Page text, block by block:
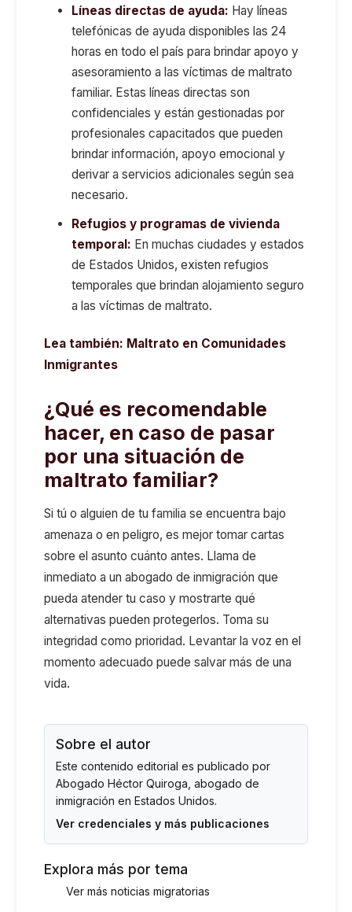
Líneas directas de ayuda: Hay líneas
telefónicas de ayuda disponibles las 24
horas en todo el país para brindar apoyo y
asesoramiento a las víctimas de maltrato
familiar. Estas líneas directas son
confidenciales y están gestionadas por
profesionales capacitados que pueden
brindar información, apoyo emocional y
derivar a servicios adicionales según sea
necesario.
Refugios y programas de vivienda
temporal: En muchas ciudades y estados
de Estados Unidos, existen refugios
temporales que brindan alojamiento seguro
a las víctimas de maltrato.
Lea también: Maltrato en Comunidades
Inmigrantes
¿Qué es recomendable
hacer, en caso de pasar
por una situación de
maltrato familiar?
Si tú o alguien de tu familia se encuentra bajo
amenaza o en peligro, es mejor tomar cartas
sobre el asunto cuánto antes. Llama de
inmediato a un abogado de inmigración que
pueda atender tu caso y mostrarte qué
alternativas pueden protegerlos. Toma su
integridad como prioridad. Levantar la voz en el
momento adecuado puede salvar más de una
vida.
Sobre el autor
Este contenido editorial es publicado por
Abogado Héctor Quiroga , abogado de
inmigración en Estados Unidos.
Ver credenciales y más publicaciones
Explora más por tema
Ver más noticias migratorias